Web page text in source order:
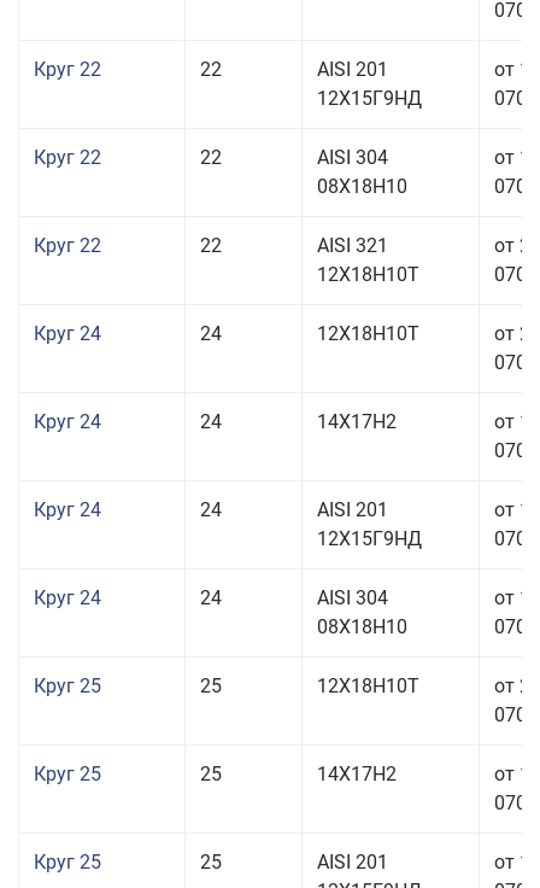
Круг 22 22
AISI 201
12Х15Г9НД
от
Круг 22 22
AISI 304
08Х18Н10
от
Круг 22 22
AISI 321
12Х18Н10Т
от
Круг 24 24 12Х18Н10Т
от
Круг 24 24 14Х17Н2
от
Круг 24 24
AISI 201
12Х15Г9НД
от
Круг 24 24
AISI 304
08Х18Н10
от
Круг 25 25 12Х18Н10Т
от
Круг 25 25 14Х17Н2
от
Круг 25 25
AISI 201
от